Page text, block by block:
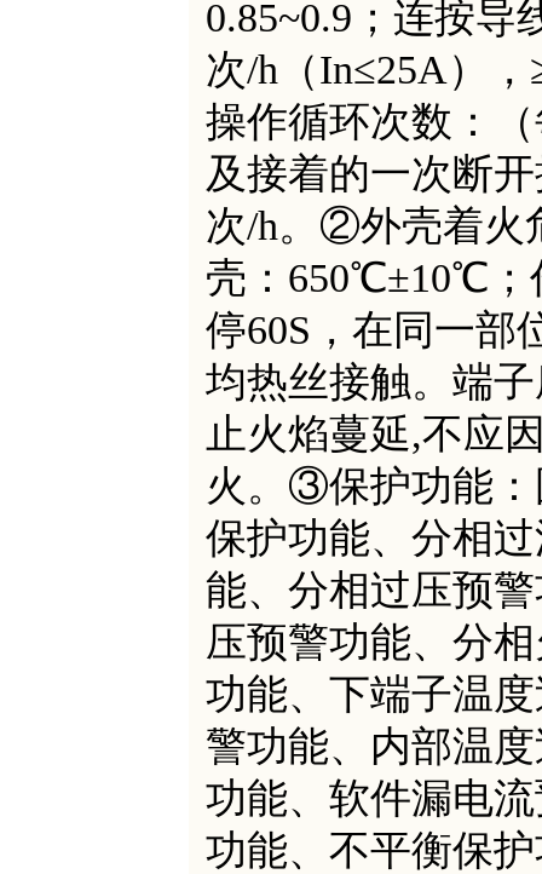
0.85~0.9；连按导
次/h（In≤25A）
操作循环次数：
及接着的一次断
次/h。②外壳着火
壳：650℃±10℃；
停60S，在同一部
均热丝接触。端
止火焰蔓延,不应
火。③保护功能：
保护功能、分相
能、分相过压预
压预警功能、分
功能、下端子温
警功能、内部温
功能、软件漏电
功能、不平衡保